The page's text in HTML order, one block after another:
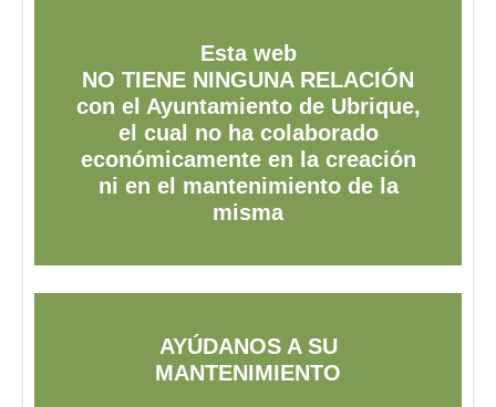
Esta web
NO TIENE NINGUNA RELACIÓN
con el Ayuntamiento de Ubrique,
el cual no ha colaborado
económicamente en la creación
ni en el mantenimiento de la
misma
AYÚDANOS A SU
MANTENIMIENTO